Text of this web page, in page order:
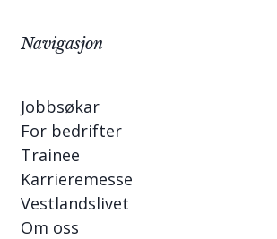
Navigasjon
Jobbsøkar
For bedrifter
Trainee
Karrieremesse
Vestlandslivet
Om oss